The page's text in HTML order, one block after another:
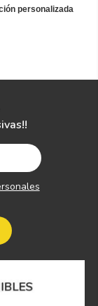
personalizada